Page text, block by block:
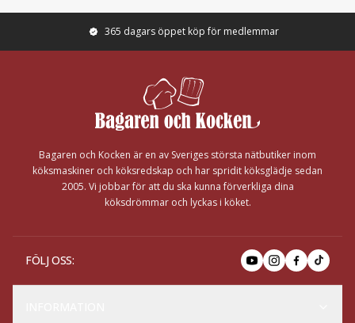
365 dagars öppet köp för medlemmar
Bagaren och Kocken är en av Sveriges största nätbutiker inom
köksmaskiner och köksredskap och har spridit köksglädje sedan
2005. Vi jobbar för att du ska kunna förverkliga dina
köksdrömmar och lyckas i köket.
FÖLJ OSS: